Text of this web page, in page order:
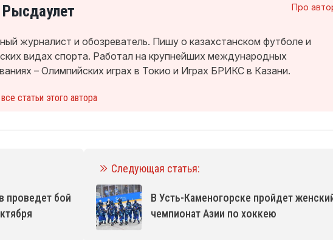
Про
журналист и обозреватель. Пишу о казахстанском футболе и
видах спорта. Работал на крупнейших международных
– Олимпийских играх в Токио и Играх БРИКС в Казани.
статьи этого автора
проведет бой
Следующая статья:
В Усть-Каменогорске пройдет
чемпионат Азии по хоккею